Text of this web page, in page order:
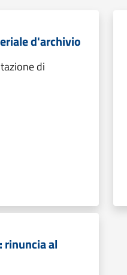
d'archivio
di
rinuncia al